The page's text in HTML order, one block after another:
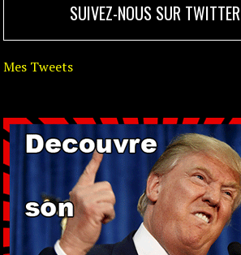
SUIVEZ-NOUS SUR TWITTER
Mes Tweets